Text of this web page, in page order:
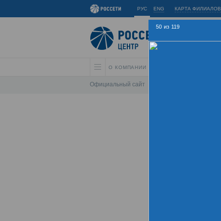
РУС ENG КАРТА ФИЛИАЛОВ
О КОМПАНИИ
Официальный сайт
50 из 119